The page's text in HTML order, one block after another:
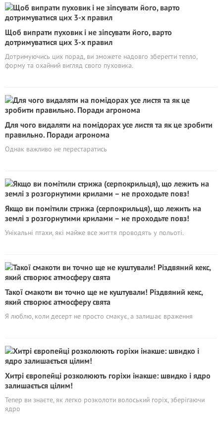
Щоб випрати пуховик і не зіпсувати його, варто
дотримуватися цих 3-х правил
Дотримуючись цих порад, ви зможете надовго зберегти тепло,
форму та охайний вигляд свого пуховика.
Для чого видаляти на помідорах усе листя та як це зробити
правильно. Поради агронома
Однак важливо не перестаратись
Якщо ви помітили стрижа (серпокрильця), що лежить на
землі з розгорнутими крилами – не проходьте повз!
Унікальні птахи, які майже все життя проводять у польоті.
Такої смакоти ви точно ще не куштували! Різдвяний кекс,
який створює атмосферу свята
Я люблю, коли десерт не просто смакує, а залишає враження
Хитрі європейці розколюють горіхи інакше: швидко і ядро
залишається цілим!
Тепер ви знаєте, як легко розколоти волоський горіх, зберігаючи
ядро